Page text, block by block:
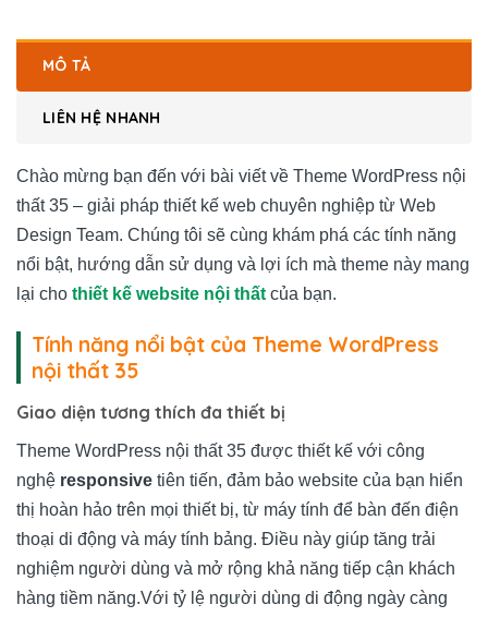
MÔ TẢ
LIÊN HỆ NHANH
Chào mừng bạn đến với bài viết về Theme WordPress nội
thất 35 – giải pháp thiết kế web chuyên nghiệp từ Web
Design Team. Chúng tôi sẽ cùng khám phá các tính năng
nổi bật, hướng dẫn sử dụng và lợi ích mà theme này mang
lại cho thiết kế website nội thất của bạn.
Tính năng nổi bật của Theme WordPress
nội thất 35
Giao diện tương thích đa thiết bị
Theme WordPress nội thất 35 được thiết kế với công
nghệ responsive tiên tiến, đảm bảo website của bạn hiển
thị hoàn hảo trên mọi thiết bị, từ máy tính để bàn đến điện
thoại di động và máy tính bảng. Điều này giúp tăng trải
nghiệm người dùng và mở rộng khả năng tiếp cận khách
hàng tiềm năng.Với tỷ lệ người dùng di động ngày càng